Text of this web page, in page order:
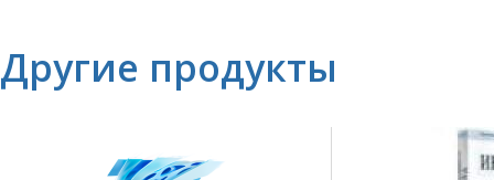
Другие продукты